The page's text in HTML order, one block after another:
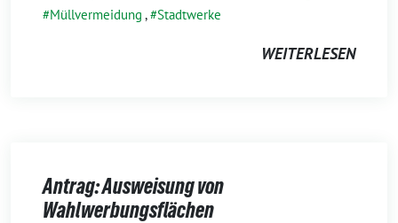
Müllvermeidung , Stadtwerke
WEITERLESEN
Antrag: Ausweisung von
Wahlwerbungsflächen